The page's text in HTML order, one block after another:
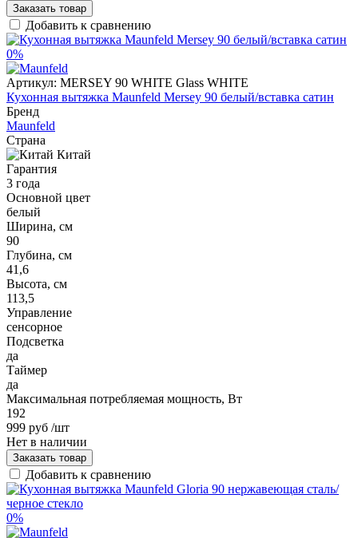
Заказать товар
Добавить к сравнению
0%
Артикул: MERSEY 90 WHITE Glass WHITE
Кухонная вытяжка Maunfeld Mersey 90 белый/вставка сатин
Бренд
Maunfeld
Страна
Китай
Гарантия
3 года
Основной цвет
белый
Ширина, см
90
Глубина, см
41,6
Высота, см
113,5
Управление
сенсорное
Подсветка
да
Таймер
да
Максимальная потребляемая мощность, Вт
192
999 руб /шт
Нет в наличии
Заказать товар
Добавить к сравнению
0%